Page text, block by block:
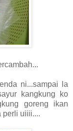
ni...sampai la
kangkung ko
goreng ikan
perli uiiii....